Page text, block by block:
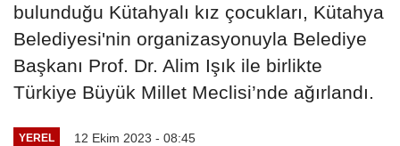
bulunduğu Kütahyalı kız çocukları, Kütahya
Belediyesi'nin organizasyonuyla Belediye
Başkanı Prof. Dr. Alim Işık ile birlikte
Türkiye Büyük Millet Meclisi’nde ağırlandı.
YEREL 12 Ekim 2023 - 08:45